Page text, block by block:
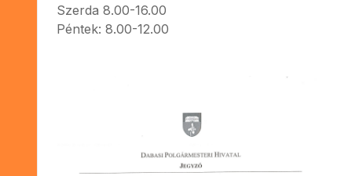
Szerda 8.00-16.00
Péntek: 8.00-12.00